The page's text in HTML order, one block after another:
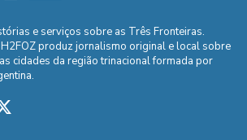
e serviços sobre as Três Fronteiras.
produz jornalismo original e local sobre
cidades da região trinacional formada por